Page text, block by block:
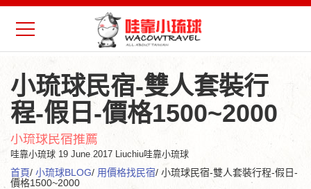
小琉球民宿-雙人套裝行
程-假日-價格1500~2000
小琉球民宿推薦
哇靠小琉球 19 June 2017 Liuchiu哇靠小琉球
首頁/ 小琉球BLOG/ 用價格找民宿/ 小琉球民宿-雙人套裝行程-假日-
價格1500~2000